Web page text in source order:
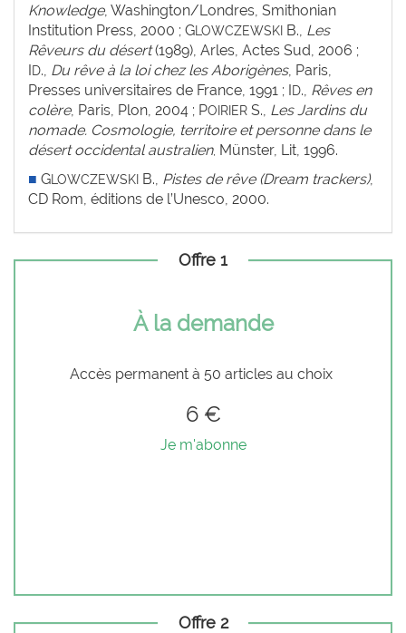
Knowledge, Washington/Londres, Smithonian
Institution Press, 2000 ; G LOWCZEWSKI B., Les
Rêveurs du désert(1989), Arles, Actes Sud, 2006 ;
ID., Du rêve à la loi chez les Aborigènes, Paris,
Presses universitaires de France, 1991 ; ID., Rêves en
colère, Paris, Plon, 2004 ; POIRIER S., Les Jardins du
nomade. Cosmologie, territoire et personne dans le
désert occidental australien, Münster, Lit, 1996.
■ G LOWCZEWSKI B., Pistes de rêve (Dream trackers),
CD Rom, éditions de l’Unesco, 2000.
Offre 1
À la demande
Accès permanent à 50 articles au choix
6 €
Je m'abonne
Offre 2